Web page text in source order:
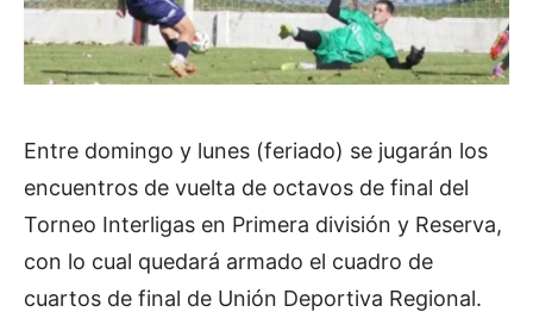
Entre domingo y lunes (feriado) se jugarán los
encuentros de vuelta de octavos de final del
Torneo Interligas en Primera división y Reserva,
con lo cual quedará armado el cuadro de
cuartos de final de Unión Deportiva Regional.